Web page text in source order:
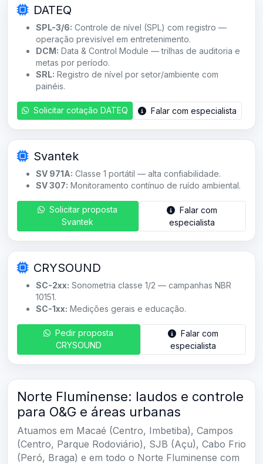
DATEQ
SPL-3/6: Controle de nível (SPL) com registro —
operação previsível em entretenimento.
DCM: Data & Control Module — trilhas de auditoria e
metas por período.
SRL: Registro de nível por setor/ambiente com
painéis.
Solicitar cotação DATEQ Falar com especialista
Svantek
SV 971A: Classe 1 portátil — alta confiabilidade.
SV 307: Monitoramento contínuo de ruído ambiental.
Solicitar proposta
Svantek
Falar com
especialista
CRYSOUND
SC-2xx: Sonometria classe 1/2 — campanhas NBR
10151.
SC-1xx: Medições gerais e educação.
Pedir proposta
CRYSOUND
Falar com
especialista
Norte Fluminense: laudos e controle
para O&G e áreas urbanas
Atuamos em Macaé (Centro, Imbetiba), Campos
(Centro, Parque Rodoviário), SJB (Açu), Cabo Frio
(Peró, Braga) e em todo o Norte Fluminense com